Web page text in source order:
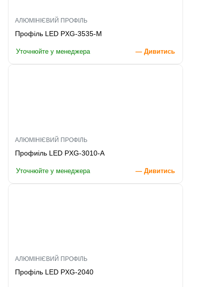
АЛЮМІНІЄВИЙ ПРОФІЛЬ
Профіль LED PXG-3535-M
Уточнюйте у менеджера — Дивитись
АЛЮМІНІЄВИЙ ПРОФІЛЬ
Профиіль LED PXG-3010-A
Уточнюйте у менеджера — Дивитись
АЛЮМІНІЄВИЙ ПРОФІЛЬ
Профіль LED PXG-2040